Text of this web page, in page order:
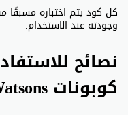
كل كود يتم اختباره مسبقًا
وجودته عند الاستخدام.
نصائح
كوبونات Watsons